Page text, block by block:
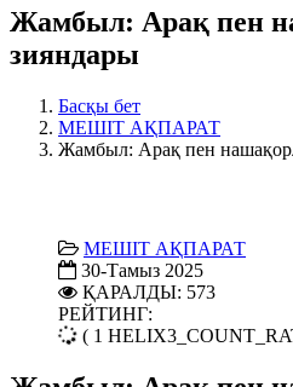
Жамбыл: Арақ пен
зияндары
Басқы бет
МЕШІТ АҚПАРАТ
Жамбыл: Арақ пен
МЕШІТ АҚПАРАТ
30-Тамыз 2025
ҚАРАЛДЫ: 573
РЕЙТИНГ:
( 1